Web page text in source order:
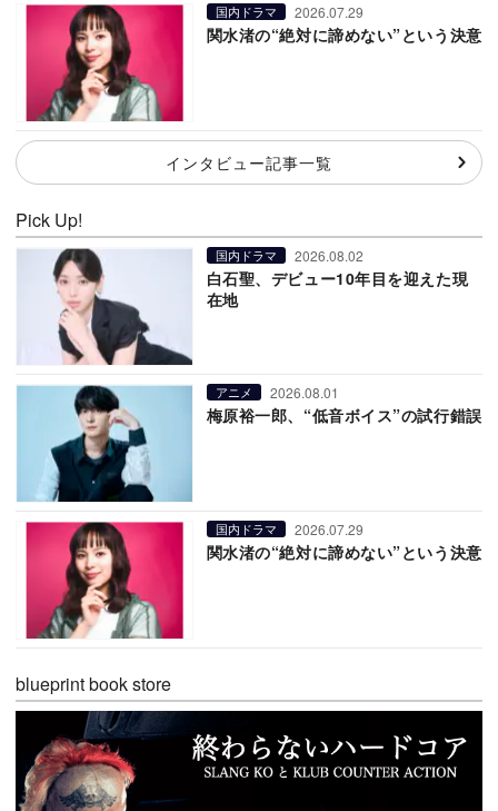
国内ドラマ 2026.07.29
関水渚の“絶対に諦めない”という決意
インタビュー記事一覧
Pick Up!
国内ドラマ 2026.08.02
白石聖、デビュー10年目を迎えた現
在地
アニメ 2026.08.01
梅原裕一郎、“低音ボイス”の試行錯誤
国内ドラマ 2026.07.29
関水渚の“絶対に諦めない”という決意
blueprint book store